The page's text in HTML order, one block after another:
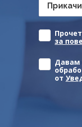
за
Давам
от